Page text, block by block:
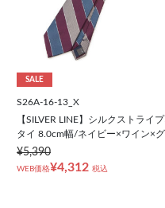
SALE
S26A-16-13_X
【SILVER LINE】シルクストライ
タイ 8.0cm幅/ネイビー×ワイン×
¥5,390
WEB価格¥4,312 税込